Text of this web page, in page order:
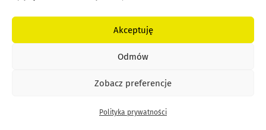
Akceptuję
Odmów
Zobacz preferencje
Polityka prywatności
systemu odbywa się poprzez stronę
www.inkubatory.pl/logowanie
Masz na niej trzy opcje do wyboru:
z dokumentami i instrukcjami.